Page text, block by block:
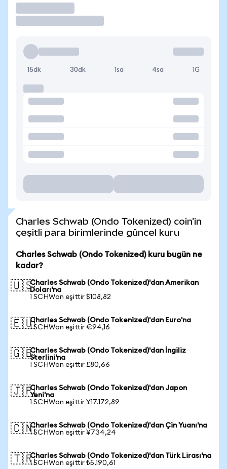
15dk 30dk 1sa 4sa 1G
Charles Schwab (Ondo Tokenized) coin'in
çeşitli para birimlerinde güncel kuru
Charles Schwab (Ondo Tokenized) kuru bugün ne
kadar?
🇺🇸Charles Schwab (Ondo Tokenized)'dan Amerikan
Doları'na
1 SCHWon eşittir $108,82
🇪🇺Charles Schwab (Ondo Tokenized)'dan Euro'na
1 SCHWon eşittir €94,16
🇬🇧Charles Schwab (Ondo Tokenized)'dan İngiliz
Sterlini'na
1 SCHWon eşittir £80,66
🇯🇵Charles Schwab (Ondo Tokenized)'dan Japon
Yeni'na
1 SCHWon eşittir ¥17.172,89
🇨🇳Charles Schwab (Ondo Tokenized)'dan Çin Yuanı'na
1 SCHWon eşittir ¥734,24
🇹🇷Charles Schwab (Ondo Tokenized)'dan Türk Lirası'na
1 SCHWon eşittir ₺5.190,61